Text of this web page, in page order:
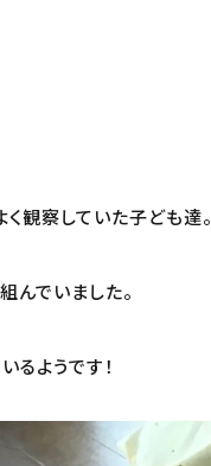
観察していた子ども達。
んでいました。
るようです！